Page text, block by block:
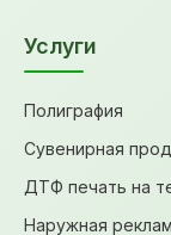
Услуги
Полиграфия
Сувенирная
ДТФ печать на
Наружная